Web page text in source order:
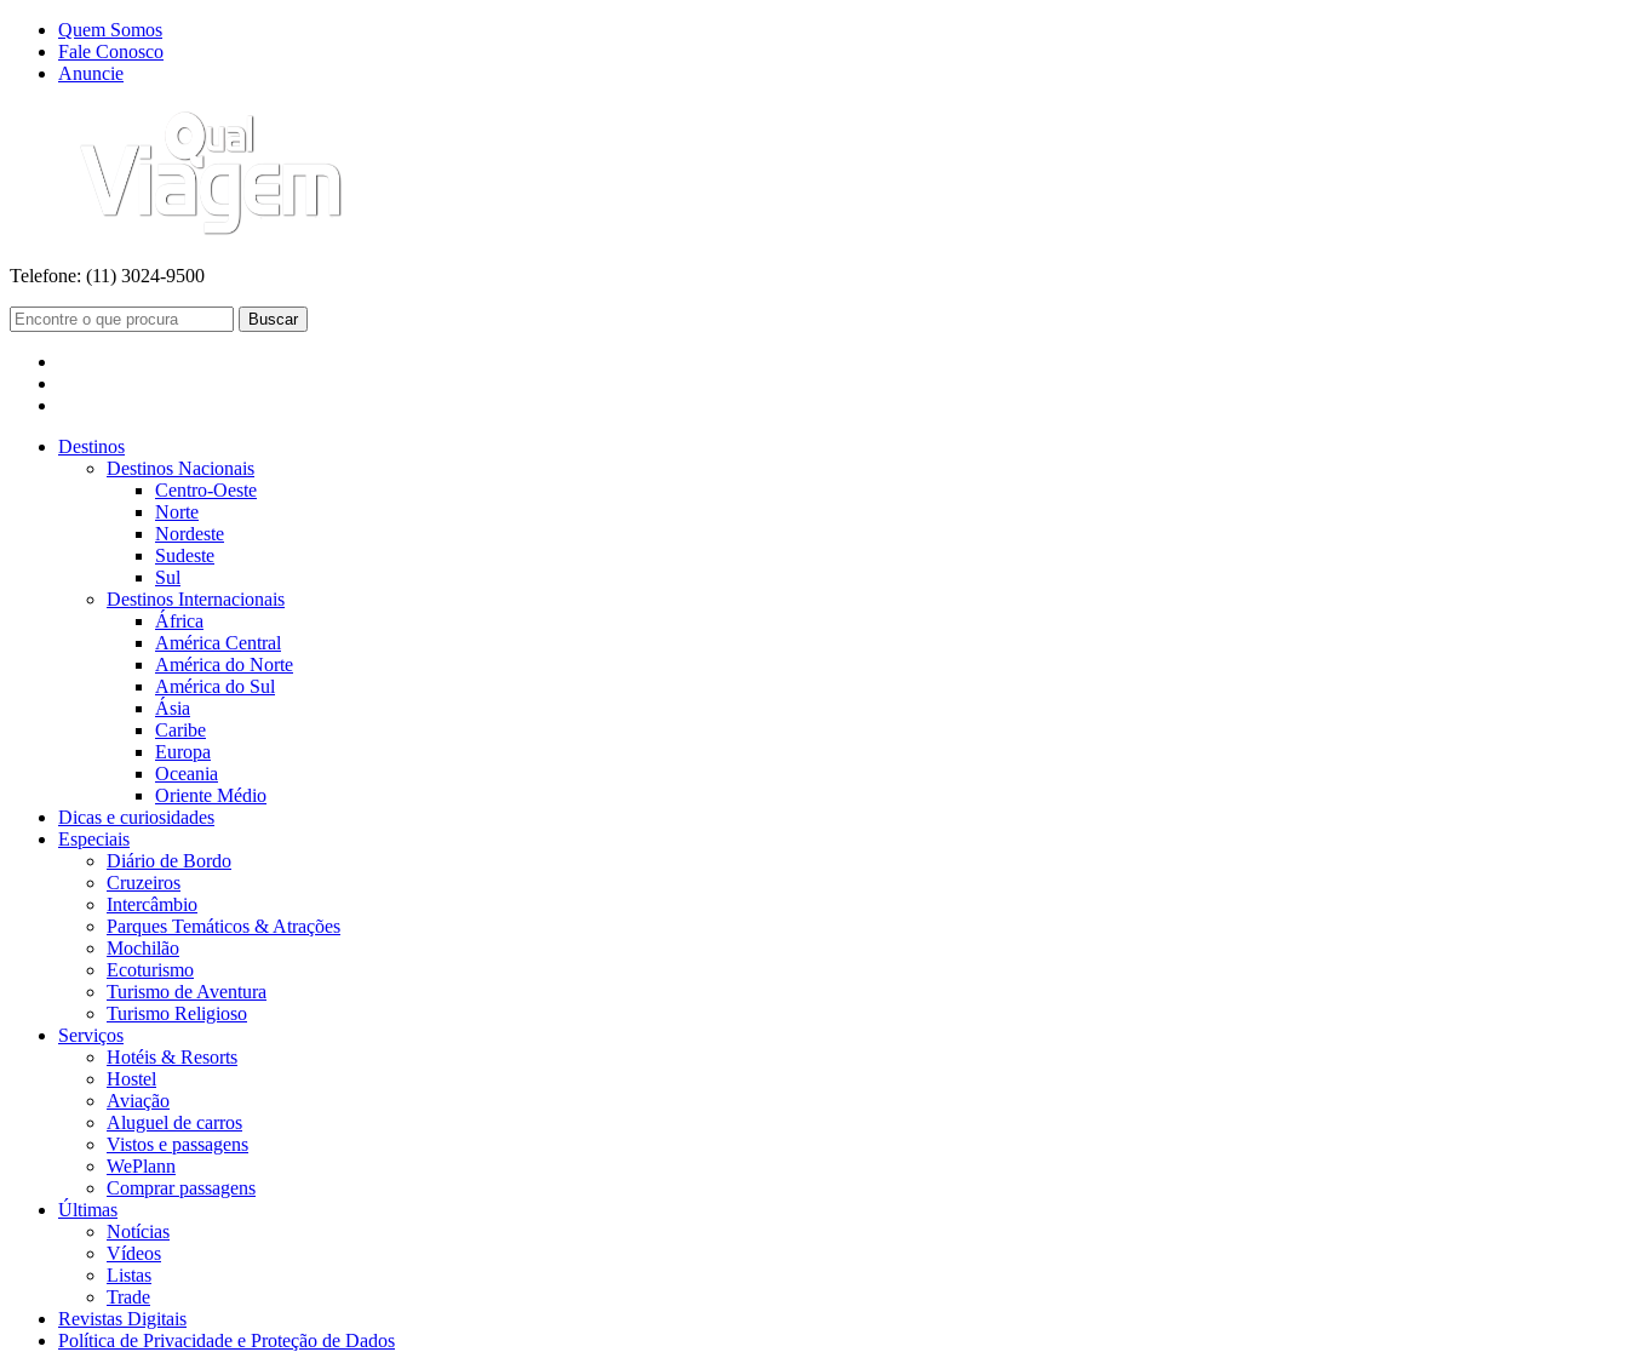
Quem Somos
Fale Conosco
Anuncie
Telefone: (11) 3024-9500
Buscar
Destinos
Destinos Nacionais
Centro-Oeste
Norte
Nordeste
Sudeste
Sul
Destinos Internacionais
África
América Central
América do Norte
América do Sul
Ásia
Caribe
Europa
Oceania
Oriente Médio
Dicas e curiosidades
Especiais
Diário de Bordo
Cruzeiros
Intercâmbio
Parques Temáticos & Atrações
Mochilão
Ecoturismo
Turismo de Aventura
Turismo Religioso
Serviços
Hotéis & Resorts
Hostel
Aviação
Aluguel de carros
Vistos e passagens
WePlann
Comprar passagens
Últimas
Notícias
Vídeos
Listas
Trade
Revistas Digitais
Política de Privacidade e Proteção de Dados